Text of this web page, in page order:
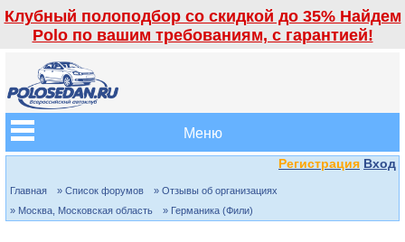
Клубный полоподбор со скидкой до 35% Найдем
Polo по вашим требованиям, с гарантией!
Меню
Регистрация Вход
Главная » Список форумов
» Отзывы об организациях
» Москва, Московская область
» Германика (Фили)